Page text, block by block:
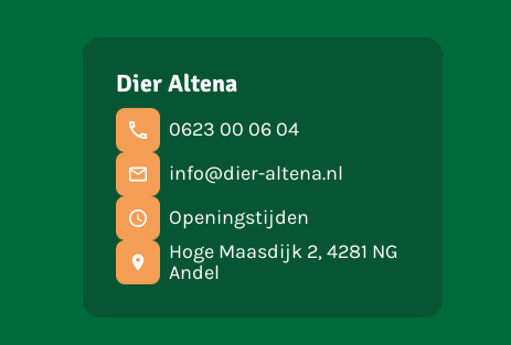
Dier Altena
0623 00 06 04
info@dier-altena.nl
Openingstijden
Hoge Maasdijk 2, 4281 NG
Andel